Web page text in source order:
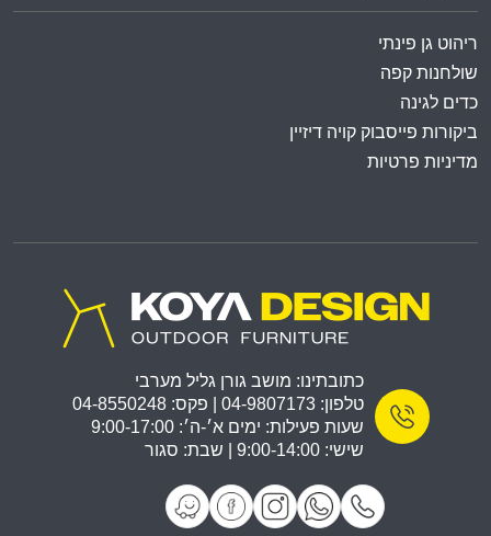
ריהוט גן פינתי
שולחנות קפה
כדים לגינה
ביקורות פייסבוק קויה דיזיין
מדיניות פרטיות
כתובתינו: מושב גורן גליל מערבי
טלפון: 04-9807173 | פקס: 04-8550248
שעות פעילות: ימים א׳-ה׳: 9:00-17:00
שישי: 9:00-14:00 | שבת: סגור